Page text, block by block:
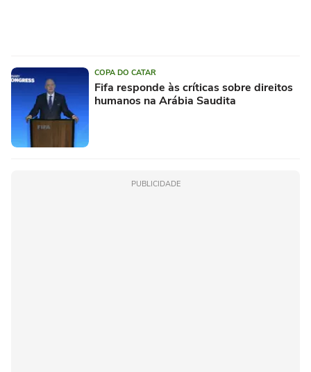
COPA DO CATAR
Fifa responde às críticas sobre direitos
humanos na Arábia Saudita
PUBLICIDADE